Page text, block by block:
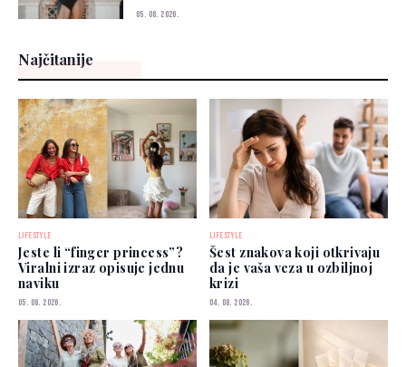
05. 08. 2026.
Najčitanije
LIFESTYLE
Jeste li “finger princess”?
Viralni izraz opisuje jednu
naviku
05. 08. 2026.
LIFESTYLE
Šest znakova koji otkrivaju
da je vaša veza u ozbiljnoj
krizi
04. 08. 2026.